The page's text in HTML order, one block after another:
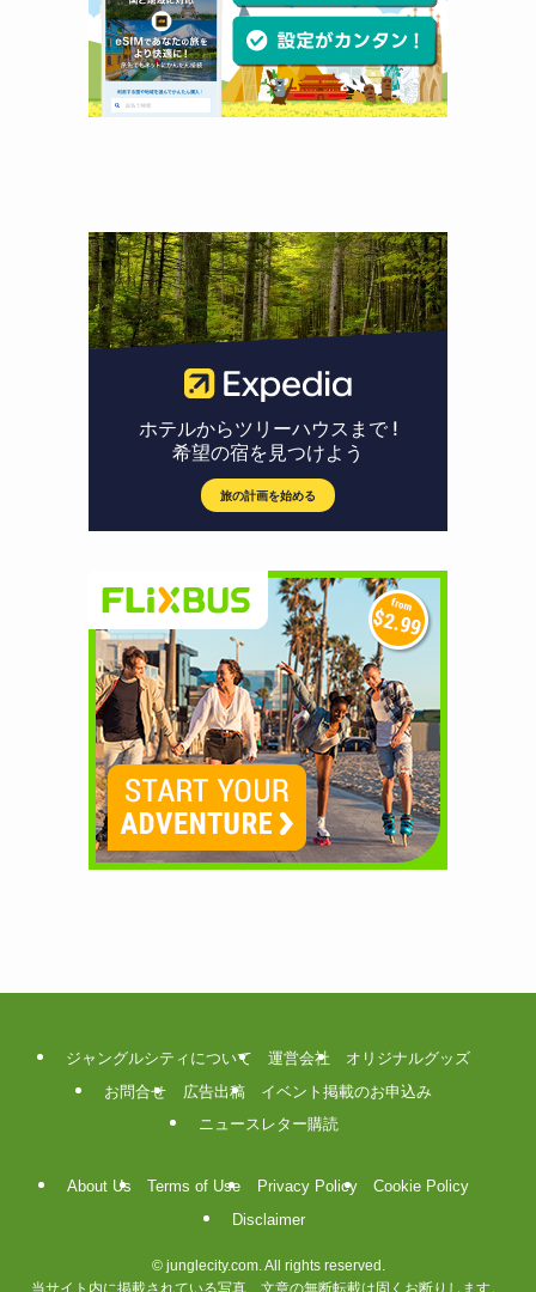
ジャングルシティについて 運営会社
オリジナルグッズ
お問合せ
広告出稿
イベント掲載のお申込み
ニュースレター購読
About Us Terms of Use Privacy Policy
Cookie Policy
Disclaimer
©junglecity.com. All rights reserved.